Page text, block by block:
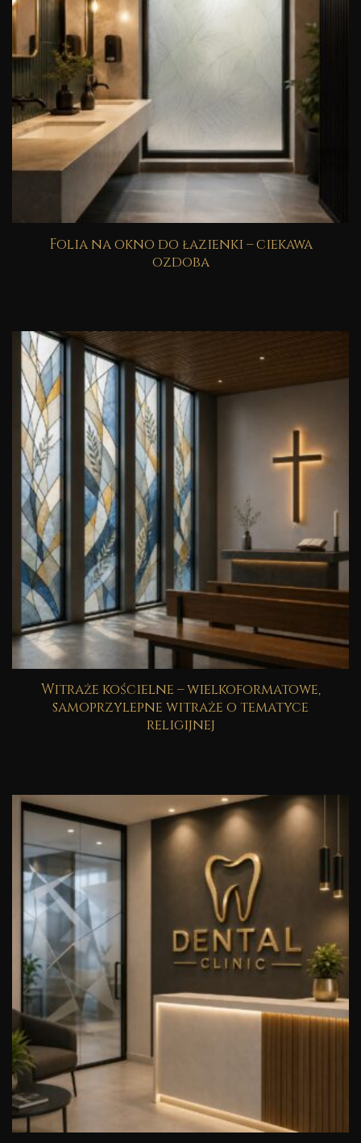
Folia na okno do łazienki – ciekawa
ozdoba
Witraże kościelne – wielkoformatowe,
samoprzylepne witraże o tematyce
religijnej